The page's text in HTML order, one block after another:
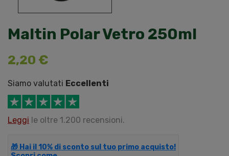
Maltin Polar Vetro 250ml
2,20 €
Siamo valutati Eccellenti
Leggi le oltre 1.200 recensioni.
🎁 Hai il 10% di sconto sul tuo primo acquisto!